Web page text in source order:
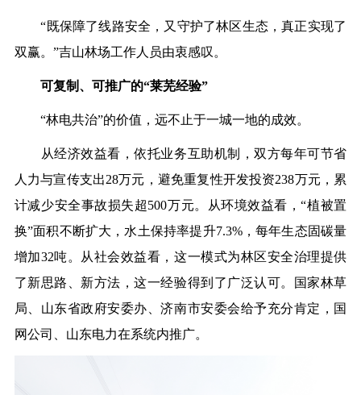
“既保障了线路安全，又守护了林区生态，真正实现了
双赢。”吉山林场工作人员由衷感叹。
可复制、可推广的“莱芜经验”
“林电共治”的价值，远不止于一城一地的成效。
从经济效益看，依托业务互助机制，双方每年可节省
人力与宣传支出28万元，避免重复性开发投资238万元，累
计减少安全事故损失超500万元。从环境效益看，“植被置
换”面积不断扩大，水土保持率提升7.3%，每年生态固碳量
增加32吨。从社会效益看，这一模式为林区安全治理提供
了新思路、新方法，这一经验得到了广泛认可。国家林草
局、山东省政府安委办、济南市安委会给予充分肯定，国
网公司、山东电力在系统内推广。